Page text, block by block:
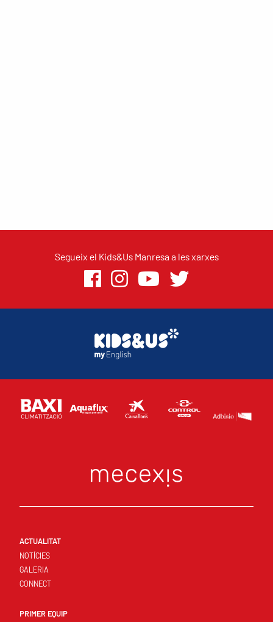
Segueix el Kids&Us Manresa a les xarxes
ACTUALITAT
NOTÍCIES
GALERIA
CONNECT
PRIMER EQUIP